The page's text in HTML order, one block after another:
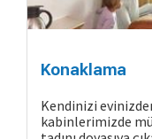
Konaklama
Kendinizi
kabinlerimizde